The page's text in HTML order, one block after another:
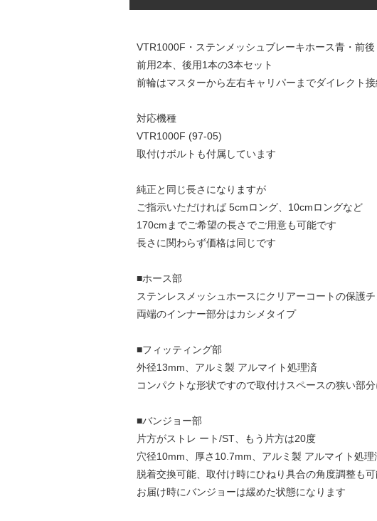
VTR1000F・ステンメッシュブレーキホース青・前後
前用2本、後用1本の3本セット
前輪はマスターから左右キャリパーまでダイレクト
対応機種
VTR1000F (97-05)
取付けボルトも付属しています
純正と同じ長さになりますが
ご指示いただければ 5cmロング、10cmロングなど
170cmまでご希望の長さでご用意も可能です
長さに関わらず価格は同じです
■ホース部
ステンレスメッシュホースにクリアーコートの保護
両端のインナー部分はカシメタイプ
■フィッティング部
外径13mm、アルミ製 アルマイト処理済
コンパクトな形状ですので取付けスペースの狭い部
■バンジョー部
片方がストレ ート/ST、もう片方は20度
穴径10mm、厚さ10.7mm、アルミ製 アルマイト処理
脱着交換可能、取付け時にひねり具合の角度調整も
お届け時にバンジョーは緩めた状態になります